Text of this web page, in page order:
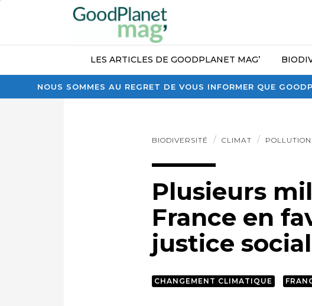
NOUS SOMMES AU REGRET DE VOUS INFORMER QUE
LES ARTICLES DE GOODPLANET MAG’
BIODIVERSITÉ CLIMAT
Plusieurs
France en
justice
CHANGEMENT CLIMATIQUE